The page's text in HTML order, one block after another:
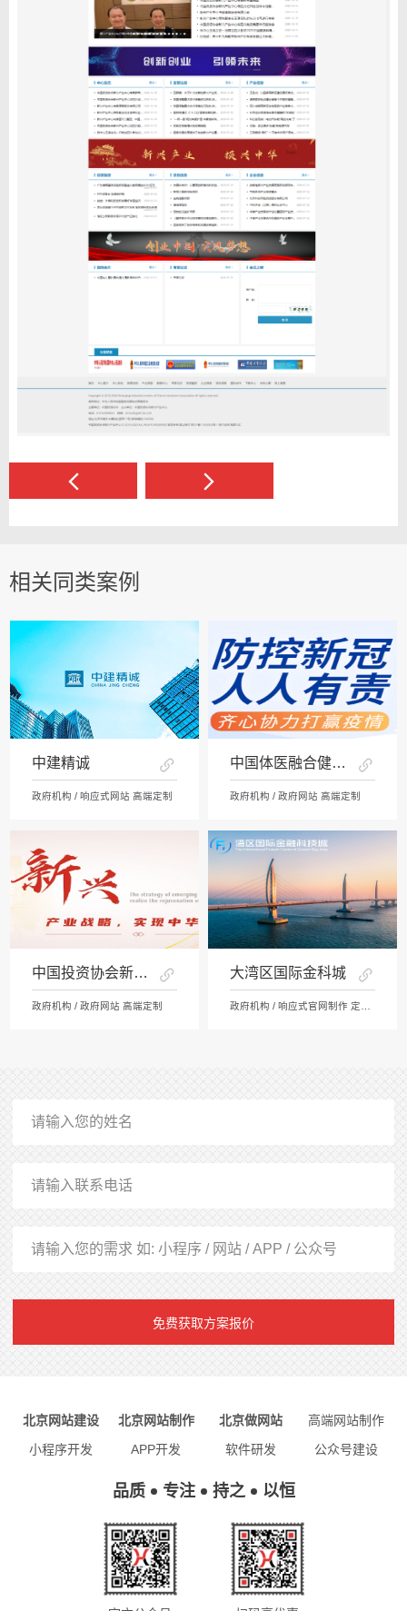
相关同类案例
中建精诚
政府机构 / 响应式网站 高端定制
中国体医融合健康网
政府机构 / 政府网站 高端定制
中国投资协会新兴产业中心
政府机构 / 政府网站 高端定制
大湾区国际金科城
免费获取方案报价
北京网站建设 北京网站制作 北京做网站
高端网站制作
小程序开发
APP开发 软件研发 公众号建设
品质 专注 持之 以恒